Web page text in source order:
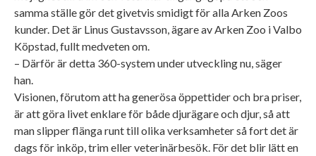
samma ställe gör det givetvis smidigt för alla Arken Zoos
kunder. Det är Linus Gustavsson, ägare av Arken Zoo i Valbo
Köpstad, fullt medveten om.
– Därför är detta 360-system under utveckling nu, säger
han.
Visionen, förutom att ha generösa öppettider och bra priser,
är att göra livet enklare för både djurägare och djur, så att
man slipper flänga runt till olika verksamheter så fort det är
dags för inköp, trim eller veterinärbesök. För det blir lätt en